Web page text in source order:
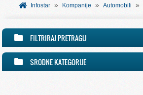
SVET INFORMACIJA
USLUGE
Infostar » Kompanije » Automobili »
FILTRIRAJ PRETRAGU
SRODNE KATEGORIJE